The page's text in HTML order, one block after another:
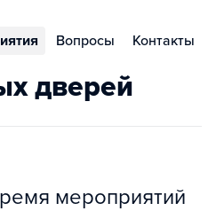
Вопросы Контакты
дверей
мероприятий